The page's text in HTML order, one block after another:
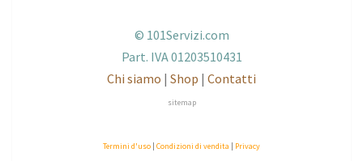
© 101Servizi.com
Part. IVA 01203510431
Chi siamo | Shop | Contatti
sitemap
Termini d'uso | Condizioni di vendita | Privacy